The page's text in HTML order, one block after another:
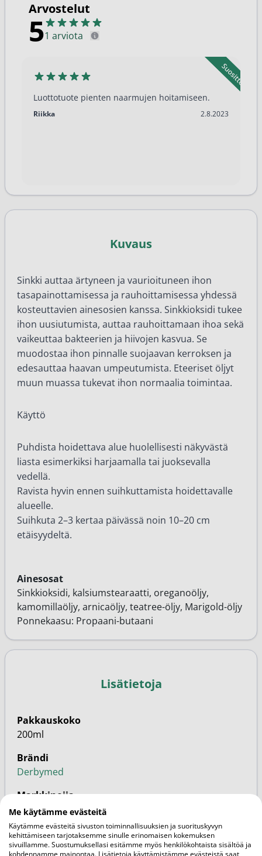
Arvostelut
51 arviota
Luottotuote pienten naarmujen hoitamiseen.
Riikka 2.8.2023
2.8.2023
Kuvaus
Sinkki auttaa ärtyneen ja vaurioituneen ihon
tasapainottamisessa ja rauhoittamisessa yhdessä
kosteuttavien ainesosien kanssa. Sinkkioksidi tukee
ihon uusiutumista, auttaa rauhoittamaan ihoa sekä
vaikeuttaa bakteerien ja hiivojen kasvua. Se
muodostaa ihon pinnalle suojaavan kerroksen ja
edesauttaa haavan umpeutumista. Eteeriset öljyt
muun muassa tukevat ihon normaalia toimintaa.
Käyttö
Puhdista hoidettava alue huolellisesti näkyvästä
liasta esimerkiksi harjaamalla tai juoksevalla
vedellä.
Ravista hyvin ennen suihkuttamista hoidettavalle
alueelle.
Suihkuta 2–3 kertaa päivässä noin 10–20 cm
etäisyydeltä.
Ainesosat
Sinkkioksidi, kalsiumstearaatti, oreganoöljy,
kamomillaöljy, arnicaöljy, teatree-öljy, Marigold-öljy
Ponnekaasu: Propaani-butaani
Lisätietoja
Pakkauskoko
200ml
Brändi
Derbymed
Markkinoija
FaunaPharma
SKU
332748
Me käytämme evästeitä
Käytämme evästeitä sivuston toiminnallisuuksien ja suorituskyvyn
kehittämiseen tarjotaksemme sinulle erinomaisen kokemuksen
sivuillamme. Suostumuksellasi esitämme myös henkilökohtaista sisältöä ja
kohdennamme mainontaa. Lisätietoja käyttämistämme evästeistä saat